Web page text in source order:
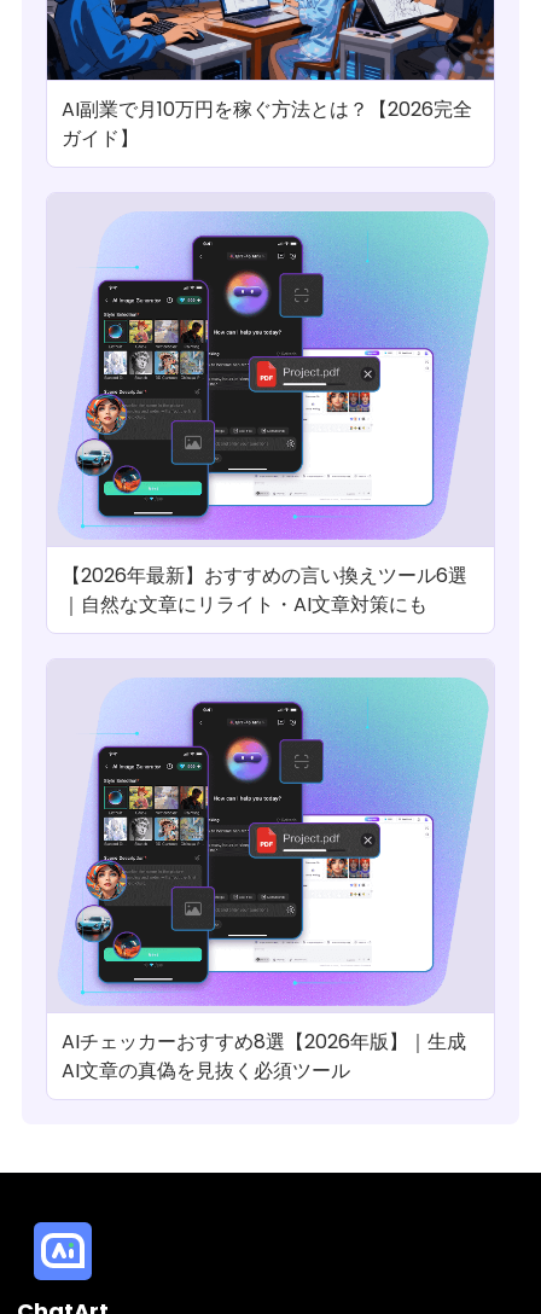
AI副業で月10万円を稼ぐ方法とは？【2026完全
ガイド】
【2026年最新】おすすめの言い換えツール6選
｜自然な文章にリライト・AI文章対策にも
AIチェッカーおすすめ8選【2026年版】｜生成
AI文章の真偽を見抜く必須ツール